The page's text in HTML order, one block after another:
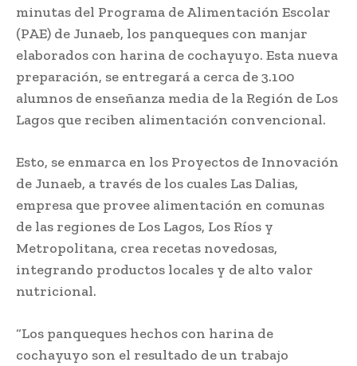
minutas del Programa de Alimentación Escolar
(PAE) de Junaeb, los panqueques con manjar
elaborados con harina de cochayuyo. Esta nueva
preparación, se entregará a cerca de 3.100
alumnos de enseñanza media de la Región de Los
Lagos que reciben alimentación convencional.
Esto, se enmarca en los Proyectos de Innovación
de Junaeb, a través de los cuales Las Dalias,
empresa que provee alimentación en comunas
de las regiones de Los Lagos, Los Ríos y
Metropolitana, crea recetas novedosas,
integrando productos locales y de alto valor
nutricional.
“Los panqueques hechos con harina de
cochayuyo son el resultado de un trabajo